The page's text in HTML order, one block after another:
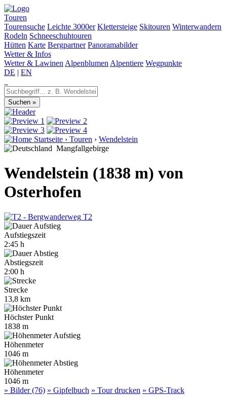
Touren
Tourensuche Leichte 3000er Klettersteige Skitouren Winterwandern
Rodeln Schneeschuhtouren
Hütten Karte Bergpartner Panoramabilder
Wetter & Infos
Wetter & Lawinen Alpenblumen Alpentiere Wegpunkte
DE | EN
Startseite › Touren › Wendelstein
Mangfallgebirge
Wendelstein (1838 m) von
Osterhofen
T2
Aufstiegszeit
2:45 h
Abstiegszeit
2:00 h
Strecke
13,8 km
Höchster Punkt
1838 m
Höhenmeter
1046 m
Höhenmeter
1046 m
» Bilder (76) » Gipfelbuch » Tour drucken » GPS-Track